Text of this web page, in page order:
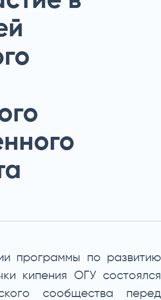
программы по развитию
кипения ОГУ состоялся
сообщества перед